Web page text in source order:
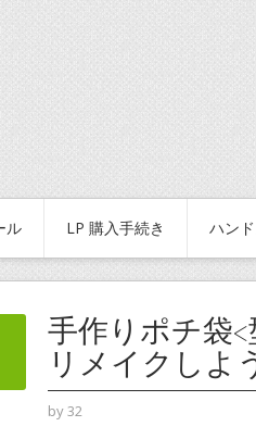
ル LP 購入手続き ハン
手作りポチ袋
リメイクしよ
by32